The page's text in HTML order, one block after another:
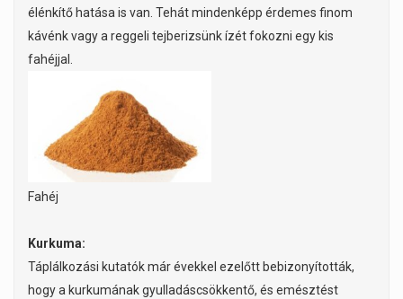
élénkítő hatása is van. Tehát mindenképp érdemes finom
kávénk vagy a reggeli tejberizsünk ízét fokozni egy kis
fahéjjal.
Fahéj
Kurkuma:
Táplálkozási kutatók már évekkel ezelőtt bebizonyították,
hogy a kurkumának gyulladáscsökkentő, és emésztést